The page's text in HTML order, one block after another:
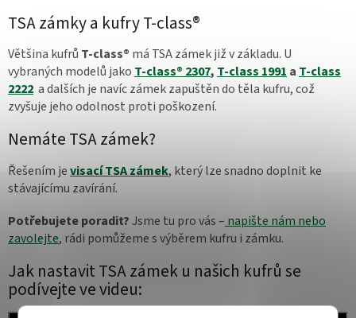
TSA zámky a kufry T-class®
Většina kufrů T-class® má TSA zámek již v základu. U
vybraných modelů jako T-class® 2307, T-class 1991 a T-class
2222 a dalších je navíc zámek zapuštěn do těla kufru, což
zvyšuje jeho odolnost proti poškození.
Nemáte TSA zámek?
Řešením jevisací TSA zámek, který lze snadno doplnit ke
stávajícímu zavírání.
Potřebujete poradit?Jsme tu pro vás – napište nám nebo
zavolejte, rádi pomůžeme s výběrem kufru i zámku.
Jak nastavit TSA zámek u našich kufrů se
podívejte ve videu: